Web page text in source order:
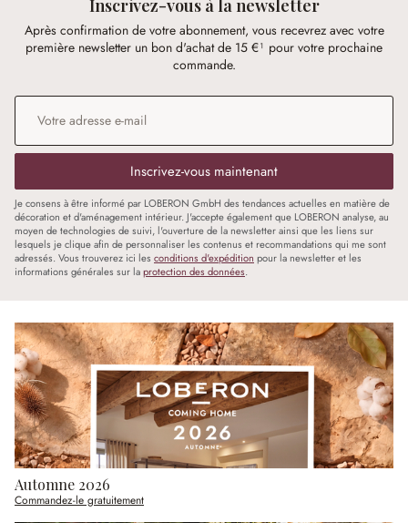
Inscrivez-vous à la newsletter
Après confirmation de votre abonnement, vous recevrez avec votre
première newsletter un bon d'achat de 15 €¹ pour votre prochaine
commande.
Adresse e-mail
Inscrivez-vous maintenant
Je consens à être informé par LOBERON GmbH des tendances actuelles en matière de
décoration et d'aménagement intérieur. J'accepte également que LOBERON analyse, au
moyen de technologies de suivi, l'ouverture de la newsletter ainsi que les liens sur
lesquels je clique afin de personnaliser les contenus et recommandations qui me sont
adressés. Vous trouverez ici les conditions d'expédition pour la newsletter et les
informations générales sur laprotection des données.
Automne 2026
Commandez-le gratuitement